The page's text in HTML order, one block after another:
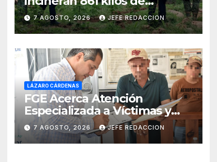
marihuana en Huetamo
7 AGOSTO, 2026 JEFE REDACCION
LÁZARO CÁRDENAS
FGE Acerca Atención
Especializada a Víctimas y
Ciudadanía de Coalcomán
7 AGOSTO, 2026 JEFE REDACCION